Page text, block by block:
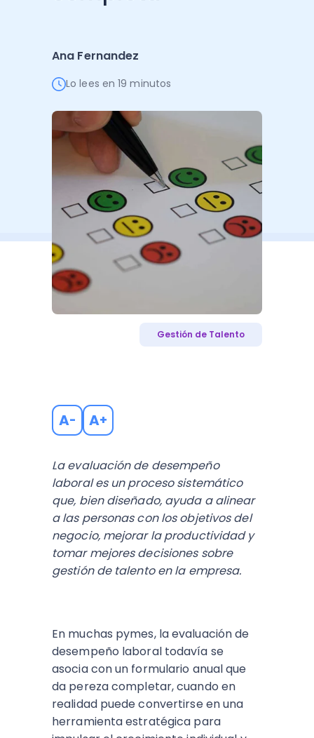
Ver todo
Ver TodoAna Fernandez
Lo lees en 19 minutos
Gestión de Talento
A- A+
La evaluación de desempeño
laboral es un proceso sistemático
que, bien diseñado, ayuda a alinear
a las personas con los objetivos del
negocio, mejorar la productividad y
tomar mejores decisiones sobre
gestión de talento en la empresa.
En muchas pymes, la evaluación de
desempeño laboral todavía se
asocia con un formulario anual que
da pereza completar, cuando en
realidad puede convertirse en una
herramienta estratégica para